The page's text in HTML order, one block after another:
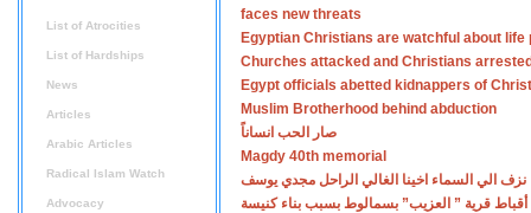
List of Atrocities
List of Hardships
News
Articles
Arabic Articles
Radical Islam Watch
Advocacy
faces new threats
Egyptian Christians are watchful about life
Churches attacked and Christians
Egypt officials abetted kidnappers of
Muslim Brotherhood behind abduction
صار الحب انساناً
Magdy 40th memorial
نزف الي السماء اخينا الغالي الراحل مجدي يوسف
أقباط قرية ” العزيب” بسمالوط بسبب بناء كنيسة